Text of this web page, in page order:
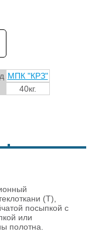
МПК "КРЗ"
40кг.
(Т),
посыпкой с
или
полотна.